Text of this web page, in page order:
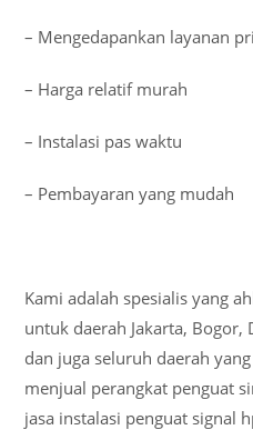
– Mengedapankan layanan
– Harga relatif murah
– Instalasi pas waktu
– Pembayaran yang mudah
Kami adalah spesialis yang
untuk daerah Jakarta, Bogor,
dan juga seluruh daerah
menjual perangkat penguat
jasa instalasi penguat signal